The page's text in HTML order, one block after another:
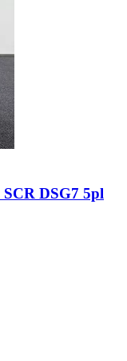
DSG7 5pl